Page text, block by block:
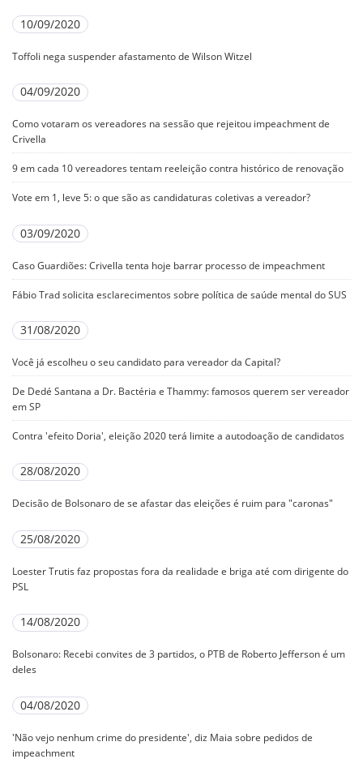
10/09/2020
Toffoli nega suspender afastamento de Wilson Witzel
04/09/2020
Como votaram os vereadores na sessão que rejeitou impeachment de
Crivella
9 em cada 10 vereadores tentam reeleição contra histórico de renovação
Vote em 1, leve 5: o que são as candidaturas coletivas a vereador?
03/09/2020
Caso Guardiões: Crivella tenta hoje barrar processo de impeachment
Fábio Trad solicita esclarecimentos sobre política de saúde mental do SUS
31/08/2020
Você já escolheu o seu candidato para vereador da Capital?
De Dedé Santana a Dr. Bactéria e Thammy: famosos querem ser vereador
em SP
Contra 'efeito Doria', eleição 2020 terá limite a autodoação de candidatos
28/08/2020
Decisão de Bolsonaro de se afastar das eleições é ruim para "caronas"
25/08/2020
Loester Trutis faz propostas fora da realidade e briga até com dirigente do
PSL
14/08/2020
Bolsonaro: Recebi convites de 3 partidos, o PTB de Roberto Jefferson é um
deles
04/08/2020
'Não vejo nenhum crime do presidente', diz Maia sobre pedidos de
impeachment